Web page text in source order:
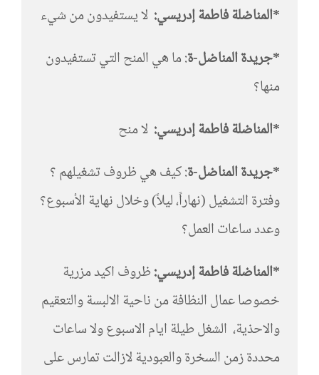
*المناضلة فاطمة إدريسي: لا يستفيدون من شيء
*جريدة المناضل-ة: ما هي المنح التي تستفيدون
منها؟
*المناضلة فاطمة إدريسي: لا منح
*جريدة المناضل-ة: كيف هي ظروف تشغيلهم ؟
وفترة التشغيل (نهاراً، ليلاً) وخلال نهاية الأسبوع؟
وعدد ساعات العمل؟
*المناضلة فاطمة إدريسي:ظروف اكيد مزرية
خصوصا عمال النظافة من ناحية الالبسة والتعقيم
والاحذية، الشغل طيلة ايام الاسبوع ولا ساعات
محددة زمن السخرة والعبودية لازالت تمارس على